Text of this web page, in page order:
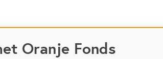
Oranje Fonds